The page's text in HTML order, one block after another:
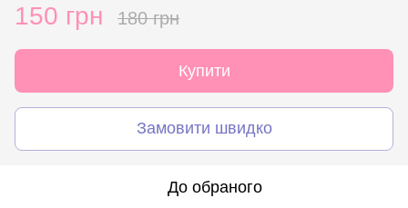
150 грн 180 грн
Купити
Замовити швидко
До обраного